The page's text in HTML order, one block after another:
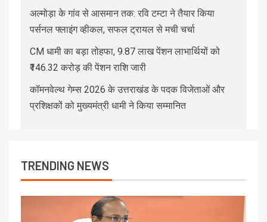
अल्मोड़ा के गांव से आसमान तक: रवि टम्टा ने तैयार किया
पर्सनल फ्लाइंग व्हीकल, सफल ट्रायल से मची चर्चा
CM धामी का बड़ा तोहफा, 9.87 लाख पेंशन लाभार्थियों को
₹146.32 करोड़ की पेंशन राशि जारी
कॉमनवेल्थ गेम्स 2026 के उत्तराखंड के पदक विजेताओं और
प्रशिक्षकों को मुख्यमंत्री धामी ने किया सम्मानित
TRENDING NEWS